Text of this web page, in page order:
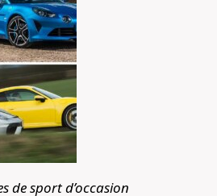
de sport d’occasion